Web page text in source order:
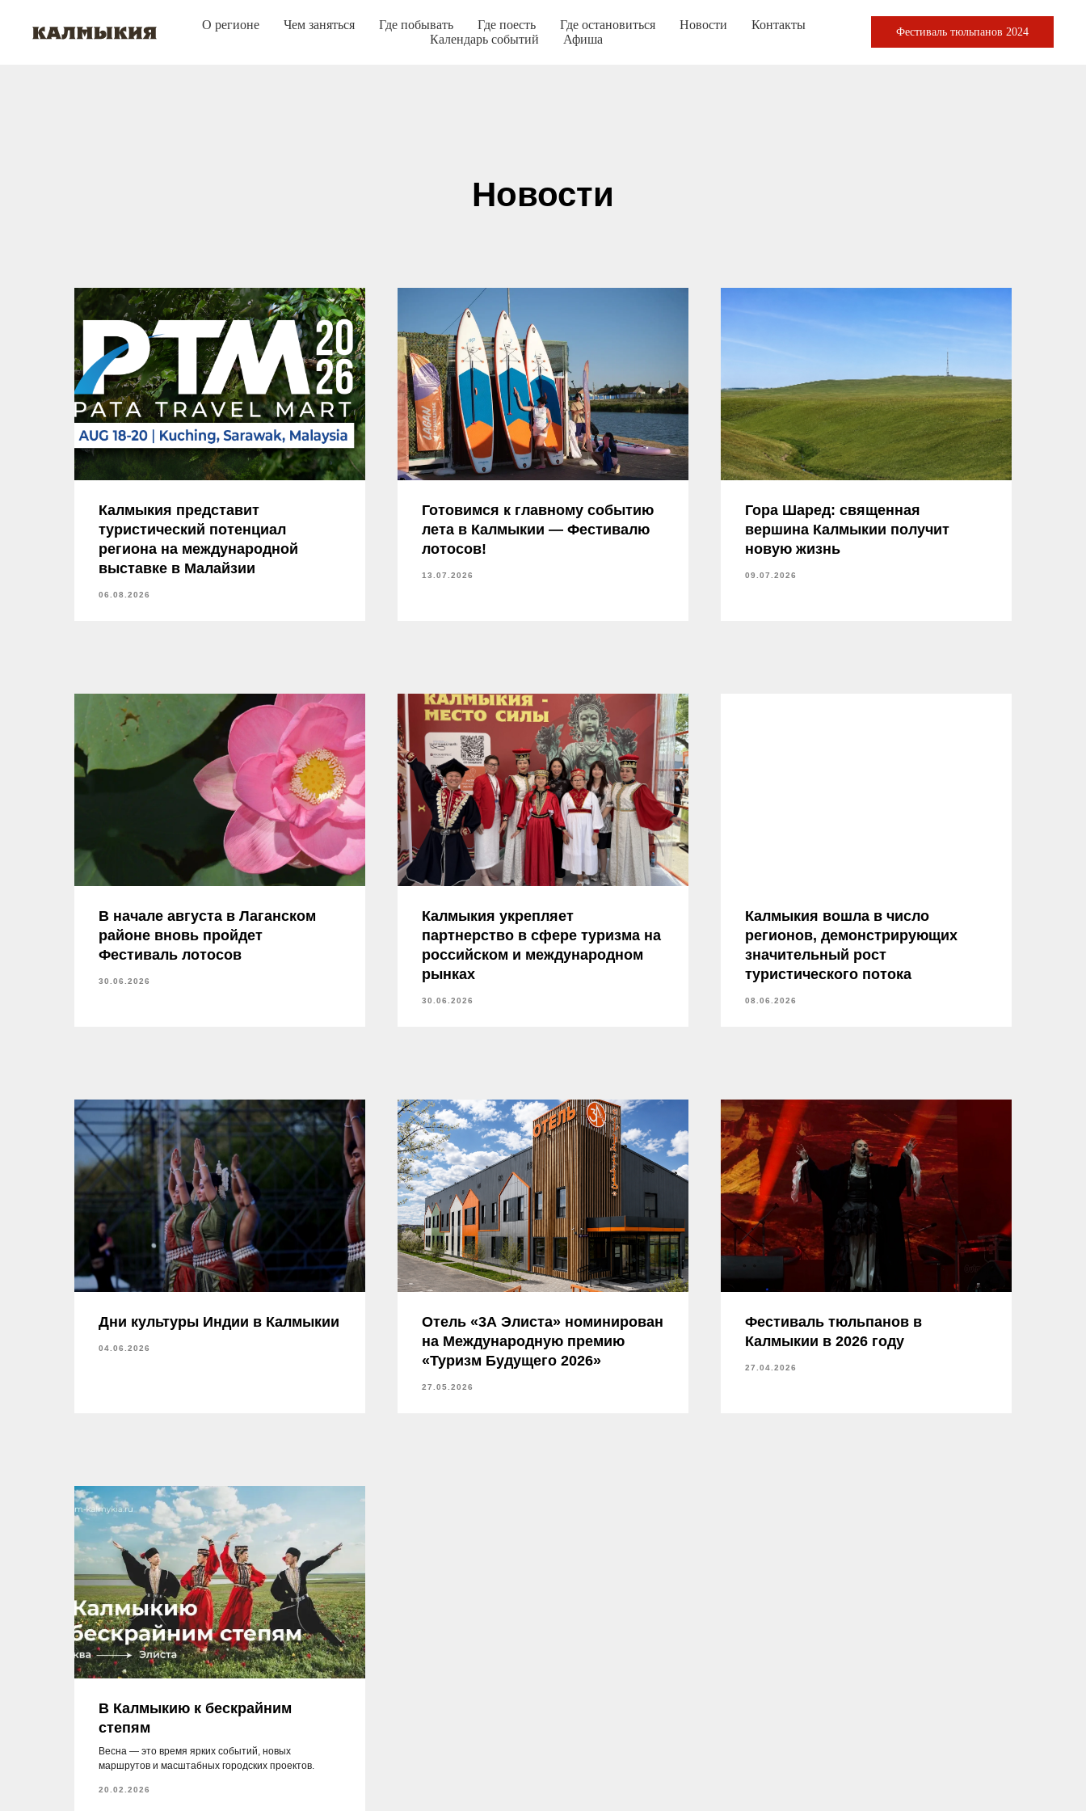
О регионе Чем заняться Где побывать Где поесть Где остановиться Новости
Контакты
Календарь событий
Афиша
Фестиваль тюльпанов 2024
Новости
Калмыкия представит
туристический потенциал
региона на международной
выставке в Малайзии
06.08.2026
Готовимся к главному событию
лета в Калмыкии — Фестивалю
лотосов!
13.07.2026
Гора Шаред: священная
вершина Калмыкии получит
новую жизнь
09.07.2026
В начале августа в Лаганском
районе вновь пройдет
Фестиваль лотосов
30.06.2026
Калмыкия укрепляет
партнерство в сфере туризма на
российском и международном
рынках
30.06.2026
Калмыкия вошла в число
регионов, демонстрирующих
значительный рост
туристического потока
08.06.2026
Дни культуры Индии в Калмыкии
04.06.2026
Отель «3А Элиста» номинирован
на Международную премию
«Туризм Будущего 2026»
27.05.2026
Фестиваль тюльпанов в
Калмыкии в 2026 году
27.04.2026
В Калмыкию к бескрайним
степям
Весна — это время ярких событий, новых
маршрутов и масштабных городских проектов.
20.02.2026